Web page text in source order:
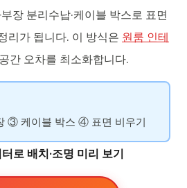
장 분리수납·케이블 박스로 표면
리가 됩니다. 이 방식은 원룸 인테
간 오차를 최소화합니다.
③ 케이블 박스 ④ 표면 비우기
로 배치·조명 미리 보기